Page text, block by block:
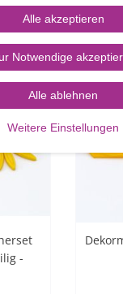
-
Alle akzeptieren
Notwendige
Alle ablehnen
Weitere Einstellungen